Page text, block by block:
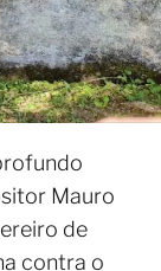
Mauro
de
contra o